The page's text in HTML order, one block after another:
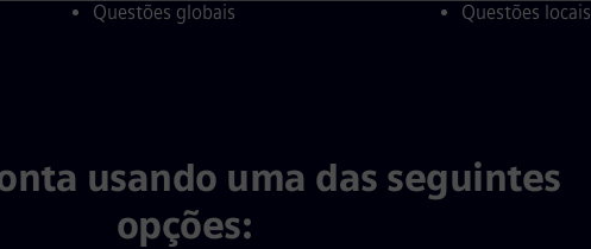
Questões globais Questões locais
usando uma das seguintes
opções: